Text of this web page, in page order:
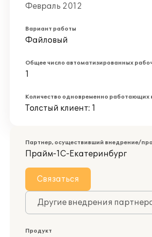
Февраль 2012
Вариант работы
Файловый
Общее число автоматизированных
1
Количество одновременно работающих
Толстый клиент: 1
Партнер, осуществивший внедрение/
Прайм-1С-Екатеринбург
Связаться
Другие внедрения
Продукт